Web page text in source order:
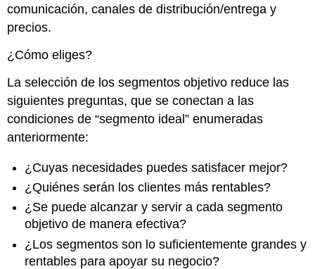
comunicación, canales de distribución/entrega y
precios.
¿Cómo eliges?
La selección de los segmentos objetivo reduce las
siguientes preguntas, que se conectan a las
condiciones de “segmento ideal” enumeradas
anteriormente:
¿Cuyas necesidades puedes satisfacer mejor?
¿Quiénes serán los clientes más rentables?
¿Se puede alcanzar y servir a cada segmento
objetivo de manera efectiva?
¿Los segmentos son lo suficientemente grandes y
rentables para apoyar su negocio?